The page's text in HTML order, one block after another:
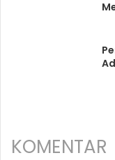
KOMENTAR